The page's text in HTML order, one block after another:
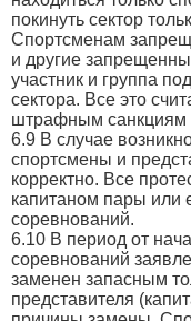
покинуть сектор
Спортсменам
и другие
участник и группа
сектора. Все это
штрафным санкциям
6.9 В случае
спортсмены и
корректно. Все
капитаном пары или
соревнований.
6.10 В период от
соревнований
заменен запасным
представителя